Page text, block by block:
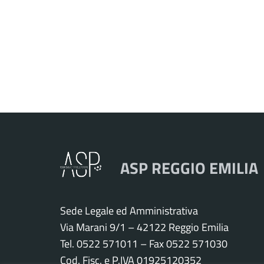
ASP REGGIO EMILIA
Sede Legale ed Amministrativa
Via Marani 9/1 – 42122 Reggio Emilia
Tel. 0522 571011 – Fax 0522 571030
Cod. Fisc. e P.IVA 01925120352